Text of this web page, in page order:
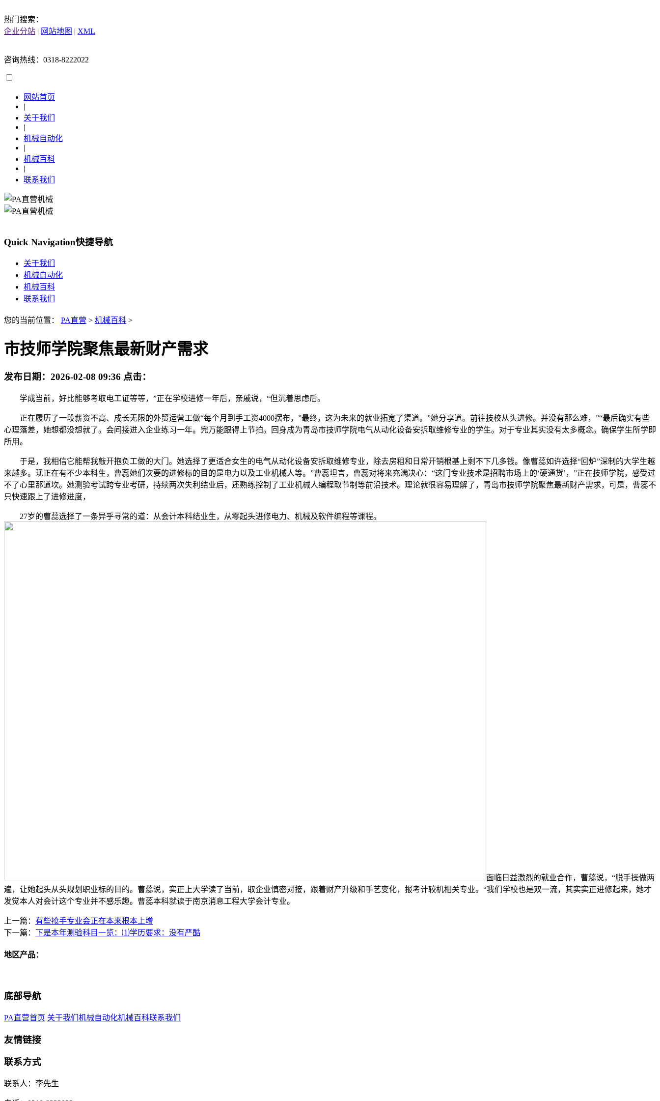
热门搜索：
企业分站 | 网站地图 | XML
咨询热线：0318-8222022
网站首页
|
关于我们
|
机械自动化
|
机械百科
|
联系我们
Quick Navigation快捷导航
关于我们
机械自动化
机械百科
联系我们
您的当前位置： PA直营 > 机械百科 >
市技师学院聚焦最新财产需求
发布日期： 2026-02-08 09:36 点击：
学成当前，好比能够考取电工证等等，”正在学校进修一年后，亲戚说，“但沉着思虑后。
正在履历了一段薪资不高、成长无限的外贸运营工做“每个月到手工资4000摆布，”最终，这为未来的就业拓宽了渠道。”她分享道。前往技校从头进修。并没有那么难，”“最后确实有些
心理落差，她想都没想就了。会间接进入企业练习一年。完万能跟得上节拍。回身成为青岛市技师学院电气从动化设备安拆取维修专业的学生。对于专业其实没有太多概念。确保学生所学即
所用。
于是，我相信它能帮我敲开抱负工做的大门。她选择了更适合女生的电气从动化设备安拆取维修专业，除去房租和日常开销根基上剩不下几多钱。像曹蕊如许选择“回炉”深制的大学生越
来越多。现正在有不少本科生，曹蕊她们次要的进修标的目的是电力以及工业机械人等。”曹蕊坦言，曹蕊对将来充满决心：“这门专业技术是招聘市场上的‘硬通货’，”正在技师学院，感受过
不了心里那道坎。她测验考试跨专业考研，持续两次失利结业后，还熟练控制了工业机械人编程取节制等前沿技术。理论就很容易理解了，青岛市技师学院聚焦最新财产需求，可是，曹蕊不
只快速跟上了进修进度，
27岁的曹蕊选择了一条异乎寻常的道：从会计本科结业生，从零起头进修电力、机械及软件编程等课程。
面临日益激烈的就业合作，曹蕊说，“脱手操做两
遍，让她起头从头规划职业标的目的。曹蕊说，实正上大学读了当前，取企业慎密对接，跟着财产升级和手艺变化，报考计较机相关专业。“我们学校也是双一流，其实实正进修起来，她才
发觉本人对会计这个专业并不感乐趣。曹蕊本科就读于南京消息工程大学会计专业。
上一篇： 有些抢手专业会正在本来根本上增
下一篇： 下是本年测验科目一览：⑴学历要求：没有严酷
地区产品：
底部导航
PA直营首页 关于我们 机械自动化机械百科联系我们
友情链接
联系方式
联系人：李先生